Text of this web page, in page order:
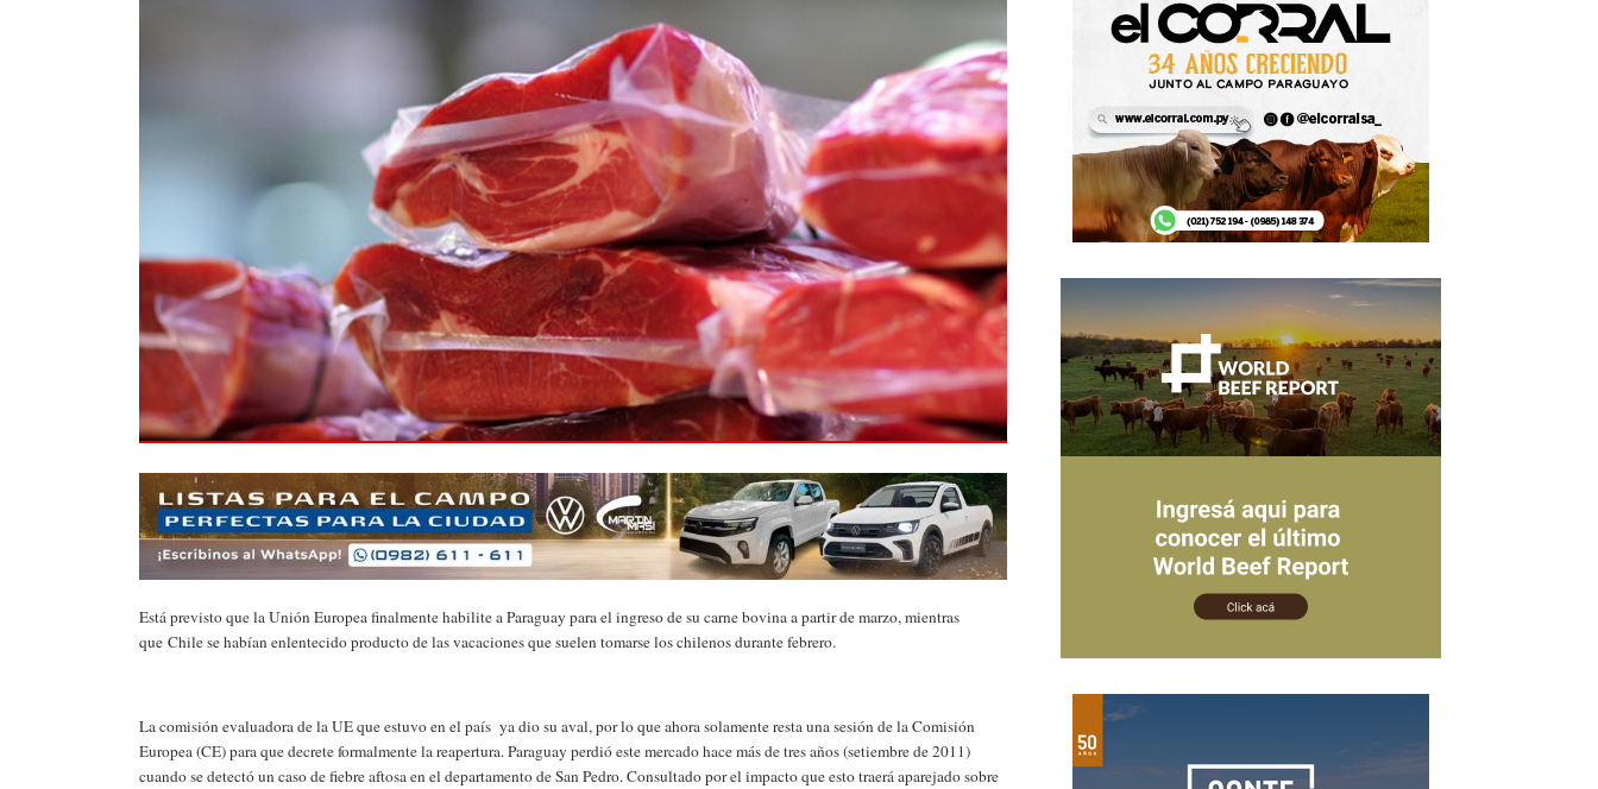
Está previsto que la Unión Europea finalmente habilite a Paraguay para el ingreso de su carne bovina a partir de marzo, mientras
que Chile se habían enlentecido producto de las vacaciones que suelen tomarse los chilenos durante febrero.
La comisión evaluadora de la UE que estuvo en el país ya dio su aval, por lo que ahora solamente resta una sesión de la Comisión
Europea (CE) para que decrete formalmente la reapertura. Paraguay perdió este mercado hace más de tres años (setiembre de 2011)
cuando se detectó un caso de fiebre aftosa en el departamento de San Pedro. Consultado por el impacto que esto traerá aparejado sobre